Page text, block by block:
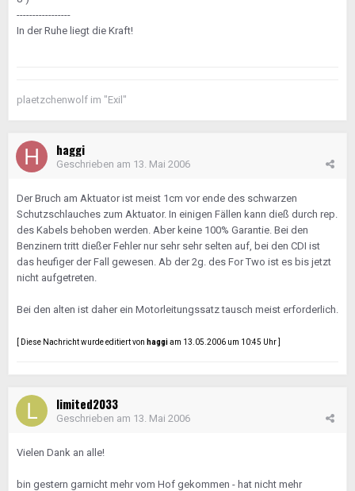
-----------------
In der Ruhe liegt die Kraft!
plaetzchenwolf im "Exil"
haggi
Geschrieben am 13. Mai 2006
Der Bruch am Aktuator ist meist 1cm vor ende des schwarzen
Schutzschlauches zum Aktuator. In einigen Fällen kann dieß durch rep.
des Kabels behoben werden. Aber keine 100% Garantie. Bei den
Benzinern tritt dießer Fehler nur sehr sehr selten auf, bei den CDI ist
das heufiger der Fall gewesen. Ab der 2g. des For Two ist es bis jetzt
nicht aufgetreten.
Bei den alten ist daher ein Motorleitungssatz tausch meist erforderlich.
[ Diese Nachricht wurde editiert von haggiam 13.05.2006 um 10:45 Uhr ]
limited2033
Geschrieben am 13. Mai 2006
Vielen Dank an alle!
bin gestern garnicht mehr vom Hof gekommen - hat nicht mehr